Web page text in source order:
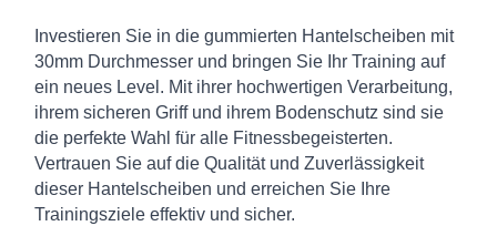
Investieren Sie in die gummierten Hantelscheiben mit
30mm Durchmesser und bringen Sie Ihr Training auf
ein neues Level. Mit ihrer hochwertigen Verarbeitung,
ihrem sicheren Griff und ihrem Bodenschutz sind sie
die perfekte Wahl für alle Fitnessbegeisterten.
Vertrauen Sie auf die Qualität und Zuverlässigkeit
dieser Hantelscheiben und erreichen Sie Ihre
Trainingsziele effektiv und sicher.